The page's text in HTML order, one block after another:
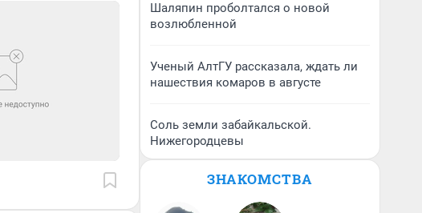
Шаляпин проболтался о новой
возлюбленной
Ученый АлтГУ рассказала, ждать ли
нашествия комаров в августе
Соль земли забайкальской.
Нижегородцевы
ЗНАКОМСТВА